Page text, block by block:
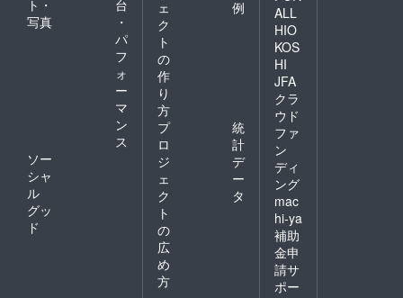
ト・
写真
台
・
パ
フ
ォ
ー
マ
ン
ス
ソー
シャ
ル
グッ
ド
ェ
ク
ト
の
作
り
方
例
プ
ロ
ジ
ェ
ク
ト
の
広
め
方
統
計
デ
ー
タ
ALL
HIO
KOS
HI
JFA
クラ
ウド
ファ
ン
ディ
ング
mac
hi-ya
補助
金申
請サ
ポー